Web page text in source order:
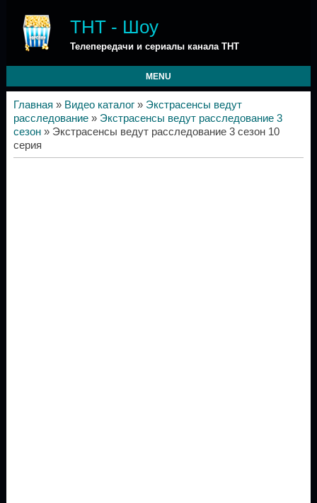
ТНТ - Шоу
Телепередачи и сериалы канала ТНТ
MENU
Главная » Видео каталог» Экстрасенсы ведут
расследование» Экстрасенсы ведут расследование 3
сезон» Экстрасенсы ведут расследование 3 сезон 10
серия